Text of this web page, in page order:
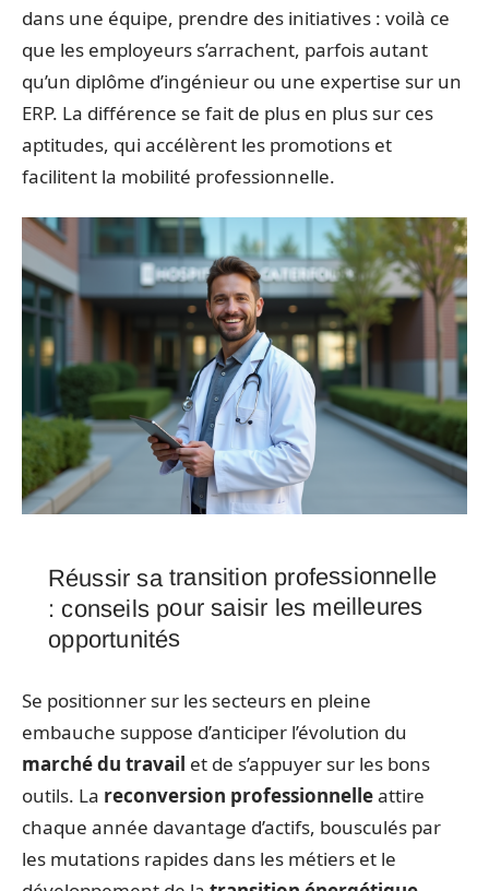
dans une équipe, prendre des initiatives : voilà ce
que les employeurs s’arrachent, parfois autant
qu’un diplôme d’ingénieur ou une expertise sur un
ERP. La différence se fait de plus en plus sur ces
aptitudes, qui accélèrent les promotions et
facilitent la mobilité professionnelle.
Réussir sa transition professionnelle
: conseils pour saisir les meilleures
opportunités
Se positionner sur les secteurs en pleine
embauche suppose d’anticiper l’évolution du
marché du travail et de s’appuyer sur les bons
outils. La reconversion professionnelleattire
chaque année davantage d’actifs, bousculés par
les mutations rapides dans les métiers et le